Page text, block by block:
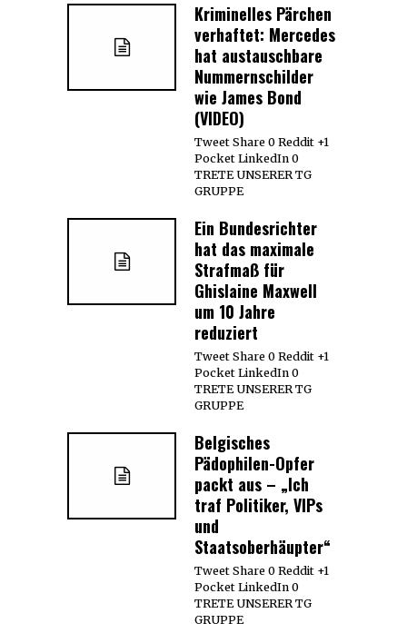
Kriminelles Pärchen
verhaftet: Mercedes
hat austauschbare
Nummernschilder
wie James Bond
(VIDEO)
Tweet Share 0 Reddit +1
Pocket LinkedIn 0
TRETE UNSERER TG
GRUPPE
Ein Bundesrichter
hat das maximale
Strafmaß für
Ghislaine Maxwell
um 10 Jahre
reduziert
Tweet Share 0 Reddit +1
Pocket LinkedIn 0
TRETE UNSERER TG
GRUPPE
Belgisches
Pädophilen-Opfer
packt aus – „Ich
traf Politiker, VIPs
und
Staatsoberhäupter“
Tweet Share 0 Reddit +1
Pocket LinkedIn 0
TRETE UNSERER TG
GRUPPE